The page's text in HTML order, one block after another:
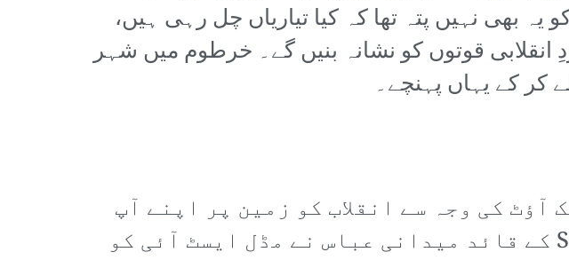
بھی نہیں پتہ تھا کہ کیا تیاریاں چل رہی ہیں،
قوتوں کو نشانہ بنیں گے۔ خرطوم میں شہر
کے یہاں پہنچے۔
کی وجہ سے انقلاب کو زمین پر اپنے آپ
کو اور زیادہ منظم اور مضبوط کرنا پڑ رہا ہے۔ SPA کے قائد میدانی عباس نے مڈل ایسٹ آئی کو